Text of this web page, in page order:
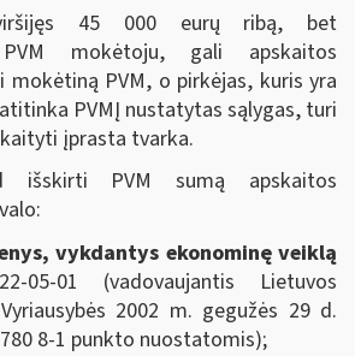
45 000 eurų ribą, bet
PVM mokėtoju, gali apskaitos
PVM, o pirkėjas, kuris yra
PVMĮ nustatytas sąlygas, turi
įprasta tvarka.
išskirti PVM sumą apskaitos
vykdantys ekonominę veiklą
05-01 (vadovaujantis Lietuvos
2002 m. gegužės 29 d.
8-1 punkto nuostatomis);